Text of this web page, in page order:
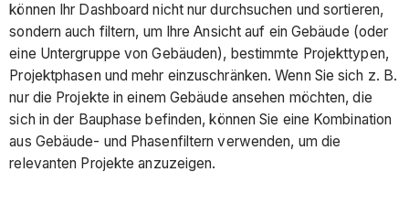
können Ihr Dashboard nicht nur durchsuchen und sortieren,
sondern auch filtern, um Ihre Ansicht auf ein Gebäude (oder
eine Untergruppe von Gebäuden), bestimmte Projekttypen,
Projektphasen und mehr einzuschränken. Wenn Sie sich z. B.
nur die Projekte in einem Gebäude ansehen möchten, die
sich in der Bauphase befinden, können Sie eine Kombination
aus Gebäude- und Phasenfiltern verwenden, um die
relevanten Projekte anzuzeigen.